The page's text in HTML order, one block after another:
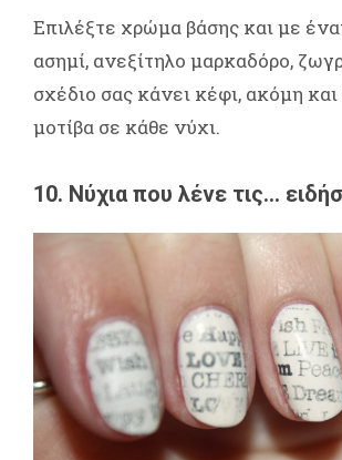
Επιλέξτε χρώμα βάσης και με
ασημί, ανεξίτηλο μαρκαδόρο,
σχέδιο σας κάνει κέφι, ακόμη
μοτίβα σε κάθε νύχι.
10. Νύχια που λένε τις...